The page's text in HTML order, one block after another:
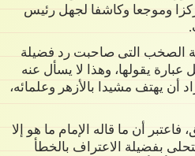
وموجعا وكاشفا لجهل رئيس
الصخب التى صاحبت رد فضيلة
يقولها، وهذا لا يسأل عنه
أن يهتف مشيدا بالأزهر وعلمائه،
أن ما قاله الإمام ما هو إلا
بفضيلة الاعتراف بالخطأ